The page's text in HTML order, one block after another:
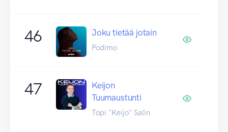
46 Joku tietää jotain
Podimo
47
Keijon
Tuumaustunti
Topi "Keijo" Salin